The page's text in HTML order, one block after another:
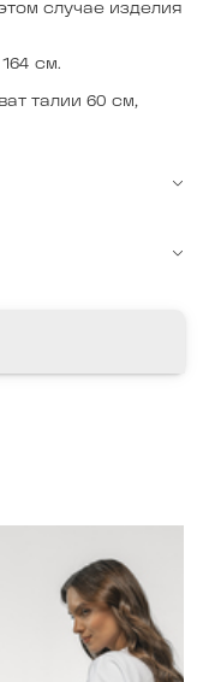
случае изделия
см.
талии 60 см,